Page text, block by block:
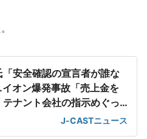
「安全確認の宣言者が誰な
オン爆発事故「売上金を
テナント会社の指示めぐっ
J-CASTニュース